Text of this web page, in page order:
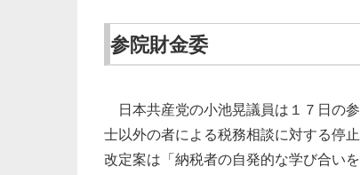
参院財金委
日本共産党の小池晃議員は１７日の
士以外の者による税務相談に対する停
改定案は「納税者の自発的な学び合い